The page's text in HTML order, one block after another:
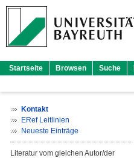
Startseite Browsen Suche
Kontakt
ERef Leitlinien
Neueste Einträge
Literatur vom gleichen Autor/der